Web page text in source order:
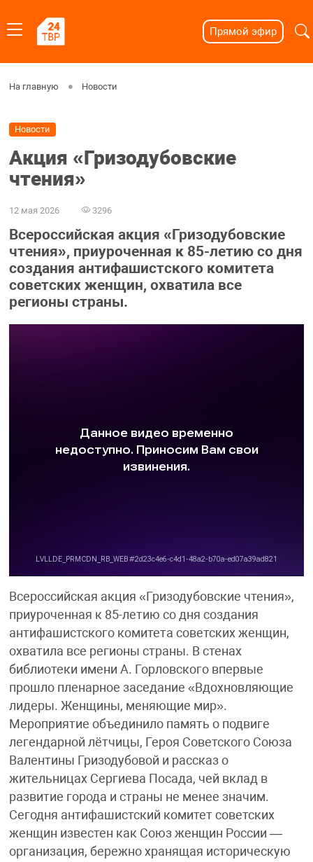
Прямой эфир
На главную Новости
Новости
Акция «Гризодубовские
чтения»
12 мая 2026 3296
Всероссийская акция «Гризодубовские
чтения», приуроченная к 85-летию со дня
создания антифашистского комитета
советских женщин, охватила все
регионы страны.
Всероссийская акция «Гризодубовские чтения»,
приуроченная к 85-летию со дня создания
антифашистского комитета советских женщин,
охватила все регионы страны. В стенах
библиотеки имени А. Горловского впервые
прошло пленарное заседание «Вдохновляющие
лидеры. Женщины, меняющие мир».
Мероприятие объединило память о подвиге
легендарной лётчицы, Героя Советского Союза
Валентины Гризодубовой и рассказ о
жительницах Сергиева Посада, чей вклад в
развитие города и страны не менее значим.
Сегодня антифашистский комитет советских
женщин известен как Союз женщин России —
организация, бережно хранящая историческую